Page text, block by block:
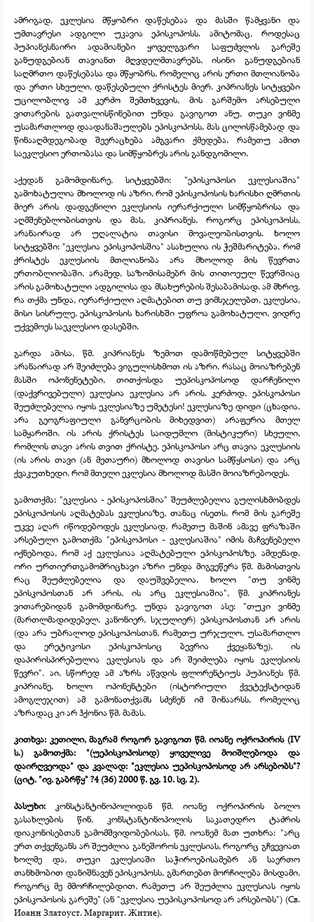
ამრიგად, ეკლესია მწყობრი დაწესებაა და მასში წამყვანი და
უმთავრესი ადგილი უკავია ეპისკოპოსს. ამიტომაც, როდესაც
პუპიანესნაირი ადამიანები ყოველგვარი საფუძვლის გარეშე
განუდგებიან თავიანთ მღვდელმთავრებს, ისინი განუდგებიან
საღმრთო დაწესებასა და მწყობრს, რომელიც არის ერთი მთლიანობა
და ერთი სხეული, დაწესებული ქრისტეს მიერ. კიპრიანეს სიტყვები
უცილობლივ ამ კერძო შემთხვევის, მის გარშემო არსებული
ვითარების გათვალისწინებით უნდა გავიგოთ ანუ, თუკი ვინმე
უსამართლოდ დაადანაშაულებს ეპისკოპოსს, მას ცილისწამებად და
წინააღმდეგობად შეერაცხება ამგვარი ქმედება, რამეთუ ამით
საეკლესიო ერთობასა და სიმწყობრეს არის განდგომილი.
აქედან გამომდინარე, სიტყვებში: "ეპისკოპოსი ეკლესიაშია"
გამოხატულია მხოლოდ ის აზრი, რომ ეპისკოპოსის ხარისხი ღმრთის
მიერ არის დადგენილი ეკლესიის იერარქიული სიმწყობრისა და
აღმშენებლობისთვის და მას, კიპრიანეს, როგორც ეპისკოპოსს,
არანაირად არ უღალატია თავისი მოვალეობისთვის. ხოლო
სიტყვებში: "ეკლესია ეპისკოპოსშია" ასახულია ის ჭეშმარიტება, რომ
ქრისტეს ეკლესიის მთლიანობა არა მხოლოდ მის წევრთა
ერთობლიობაში, არამედ, საზომისამებრ მის თითოეულ წევრშიაც
არის გამოხატული ადგილისა და მსახურების შესაბამისად. ამ მხრივ,
რა თქმა უნდა, იერარქიული აღმატებით თუ ვიმსჯელებთ, ეკლესია,
მისი სისრულე, ეპისკოპოსის ხარისხში უფროა გამოხატული, ვიდრე
უქვემოეს საეკლესიო დასებში.
გარდა ამისა, წმ. კიპრიანეს ზემოთ დამოწმებულ სიტყვებში
არანაირად არ შეიძლება ვიგულისხმოთ ის აზრი, რასაც მოიაზრებენ
მასში ოპონენეტები, თითქოსდა უეპისკოპოსოდ დარჩენილი
(დაქვრივებული) ეკლესია ეკლესია არ არის. კერძოდ, ეპისკოპოსი
შეუძლებელია იყოს ეკლესიაზე უმეტესი! ეკლესიაზე დიდი (ცხადია,
არა გეოგრაფიული განვრცობის მიხედვით) არაფერია მთელ
სამყაროში. ის არის ქრისტეს საიდუმლო (მისტიკური) სხეული,
რომლის თავი არის თვით ქრისტე. ეპისკოპოსი არც თავია ეკლესიის
(ის არის თავი (ან მეთაური) მხოლოდ თავისი სამწყსოსი) და არც
ქვაკუთხედი, რომ მთელი ეკლესია მხოლოდ მასში მოიაზრებოდეს.
გამოთქმა: "ეკლესია - ეპისკოპოსშია" შეუძლებელია გულისხმობდეს
ეპისკოპოსის აღმატებას ეკლესიაზე, თანაც ისეთს, რომ მის გარეშე
უკვე აღარ იწოდებოდეს ეკლესიად, რამეთუ მაშინ ამავე ფრაზაში
არსებული გამოთქმა "ეპისკოპოსი - ეკლესიაშია" იმის მაჩვენებელი
იქნებოდა, რომ აქ ეკლესიაა აღმატებული ეპისკოპოსზე. ამდენად,
ორი ურთიერთგამომრიცხავი აზრი უნდა მიგვეწერა წმ. მამისთვის
რაც შეუძლებელია და დაუშვებელია. ხოლო "თუ ვინმე
ეპისკოპოსთან არ არის, ის არც ეკლესიაშია", წმ. კიპრიანეს
ვითარებიდან გამომდინარე, უნდა გავიგოთ ასე: "თუკი ვინმე
(მართლმადიდებელ, კანონიერ, სჯულიერ) ეპისკოპოსთან არ არის
(და არა უბრალოდ ეპისკოპოსთან, რამეთუ ურჯულო, უსამართლო
და ერეტიკოსი ეპისკოპოსიც ბევრია ქვეყანაზე), ის
დაპირისპირებულია ეკლესიას და არ შეიძლება იყოს ეკლესიის
წევრი". აი, სწორედ ამ აზრს აწვდის ფლორენტიუს პუპიანეს წმ.
კიპრიანე, ხოლო ოპონენტები (ისტორიული ქვეტექსტიდან
ამოგლეჯით) ამ გამონათქვამს სძენენ იმ შინაარსს, რომელიც
აზრადაც კი არ ჰქონია წმ. მამას.
კითხვა: კეთილი, მაგრამ როგორ გავიგოთ წმ. იოანე ოქროპირის (IV
ს.) გამოთქმა: "(უეპისკოპოსოდ) ყოველივე მოიშლებოდა და
დაირღვეოდა" და კვალად: "ეკლესია უეპისკოპოსოდ არ არსებობს"?
(ციტ. "ივ. გაბრწყ" ?4 (36) 2000 წ. გვ. 10. სვ. 2).
პასუხი:
კონსტანტინოპოლიდან წმ. იოანე ოქროპირის ბოლო
გასახლების წინ, კონსტანტინოპოლის საკათედრო ტაძრის
დიაკონისებთან გამომშვიდობებისას, წმ. იოანემ მათ უთხრა: "არც
ერთ თქვენგანს არ შეუძლია განეშოროს ეკლესიას, როგორც გჩვევიათ
ხოლმე და, თუკი ეკლესიაში საჭიროებისამებრ ან საერთო
თანხმობით დანიშნავენ ეპისკოპოსს, გმართებთ მორჩილება მისდამი,
როგორც მე მმორჩილებდით, რამეთუ არ შეუძლია ეკლესიას იყოს
ეპისკოპოსის გარეშე" (ან "ეკლესია უეპისკოპოსოდ არ არსებობს") (Св.
Иоанн Златоуст. Маргарит. Житие).